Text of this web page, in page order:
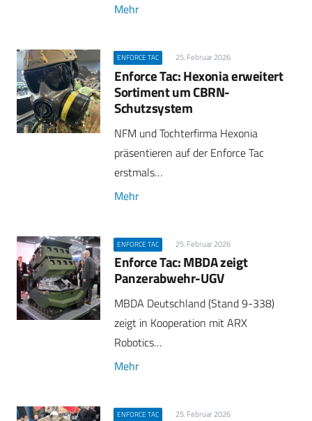
Mehr
ENFORCE TAC 25. Februar 2026
Enforce Tac: Hexonia erweitert
Sortiment um CBRN-
Schutzsystem
NFM und Tochterfirma Hexonia
präsentieren auf der Enforce Tac
erstmals…
Mehr
ENFORCE TAC 25. Februar 2026
Enforce Tac: MBDA zeigt
Panzerabwehr-UGV
MBDA Deutschland (Stand 9-338)
zeigt in Kooperation mit ARX
Robotics…
Mehr
ENFORCE TAC 25. Februar 2026